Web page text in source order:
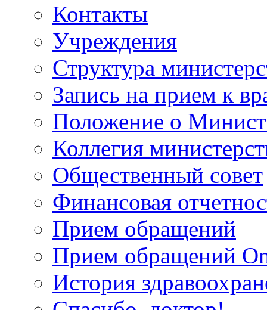
Контакты
Учреждения
Структура
Запись на прием к
Положение о
Коллегия
Общественный совет
Финансовая
Прием обращений
Прием обращений
История